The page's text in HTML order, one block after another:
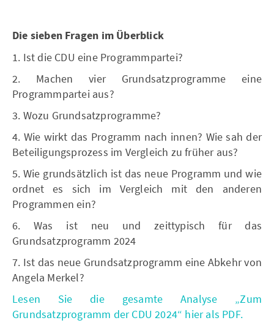
Die sieben Fragen im Überblick
1. Ist die CDU eine Programmpartei?
2. Machen vier Grundsatzprogramme eine
Programmpartei aus?
3. Wozu Grundsatzprogramme?
4. Wie wirkt das Programm nach innen? Wie sah der
Beteiligungsprozess im Vergleich zu früher aus?
5. Wie grundsätzlich ist das neue Programm und wie
ordnet es sich im Vergleich mit den anderen
Programmen ein?
6. Was ist neu und zeittypisch für das
Grundsatzprogramm 2024
7. Ist das neue Grundsatzprogramm eine Abkehr von
Angela Merkel?
Lesen Sie die gesamte Analyse „Zum
Grundsatzprogramm der CDU 2024“ hier als PDF.